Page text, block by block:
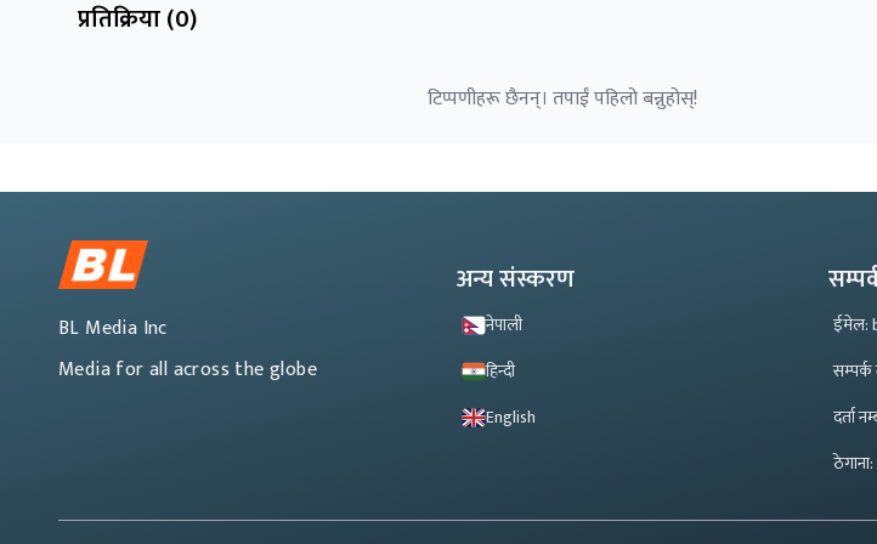
प्रतिक्रिया (0)
टिप्पणीहरू छैनन्। तपाईं पहिलो बन्नुहोस्!
BL Media Inc
Media for all across the globe
अन्य संस्करण
नेपाली
हिन्दी
English
ईमेल:
दर्ता